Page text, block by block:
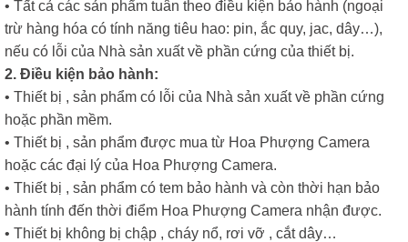
• Tất cả các sản phẩm tuân theo điều kiện bảo hành (ngoại
trừ hàng hóa có tính năng tiêu hao: pin, ắc quy, jac, dây…),
nếu có lỗi của Nhà sản xuất về phần cứng của thiết bị.
2. Điều kiện bảo hành:
• Thiết bị , sản phẩm có lỗi của Nhà sản xuất về phần cứng
hoặc phần mềm.
• Thiết bị , sản phẩm được mua từ Hoa Phượng Camera
hoặc các đại lý của Hoa Phượng Camera.
• Thiết bị , sản phẩm có tem bảo hành và còn thời hạn bảo
hành tính đến thời điểm Hoa Phượng Camera nhận được.
• Thiết bị không bị chập , cháy nổ, rơi vỡ , cắt dây…